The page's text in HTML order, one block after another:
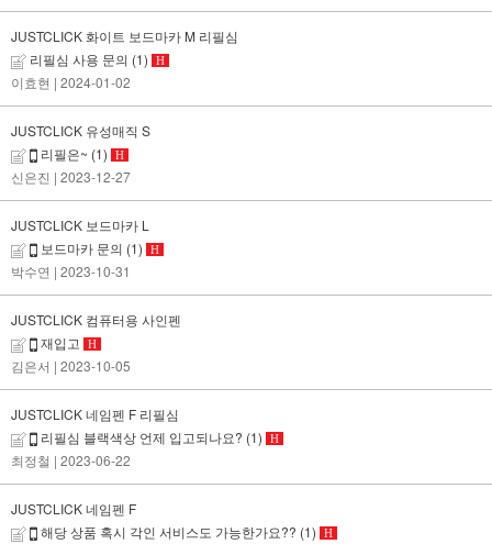
JUSTCLICK 화이트 보드마카 M 리필심
리필심 사용 문의 (1) H
이효현 | 2024-01-02
JUSTCLICK 유성매직 S
리필은~ (1) H
신은진 | 2023-12-27
JUSTCLICK 보드마카 L
보드마카 문의 (1) H
박수연 | 2023-10-31
JUSTCLICK 컴퓨터용 사인펜
재입고
H
김은서 | 2023-10-05
JUSTCLICK 네임펜 F 리필심
리필심 블랙색상 언제 입고되나요? (1) H
최정철 | 2023-06-22
JUSTCLICK 네임펜 F
해당 상품 혹시 각인 서비스도 가능한가요?? (1) H